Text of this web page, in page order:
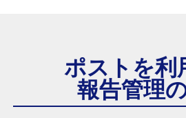
ポストを利
報告管理